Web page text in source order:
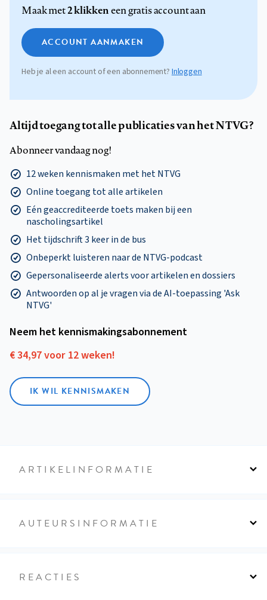
Maak met2 klikkeneen gratis account aan
ACCOUNT AANMAKEN
Heb je al een account of een abonnement?Inloggen
Altijd toegang tot alle publicaties van het NTVG?
Abonneer vandaag nog!
12 weken kennismaken met het NTVG
Online toegang tot alle artikelen
Eén geaccrediteerde toets maken bij een
nascholingsartikel
Het tijdschrift 3 keer in de bus
Onbeperkt luisteren naar de NTVG-podcast
Gepersonaliseerde alerts voor artikelen en dossiers
Antwoorden op al je vragen via de AI-toepassing 'Ask
NTVG'
Neem het kennismakings­abonnement
€ 34,97 voor 12 weken!
IK WIL KENNISMAKEN
ARTIKELINFORMATIE
AUTEURSINFORMATIE
REACTIES